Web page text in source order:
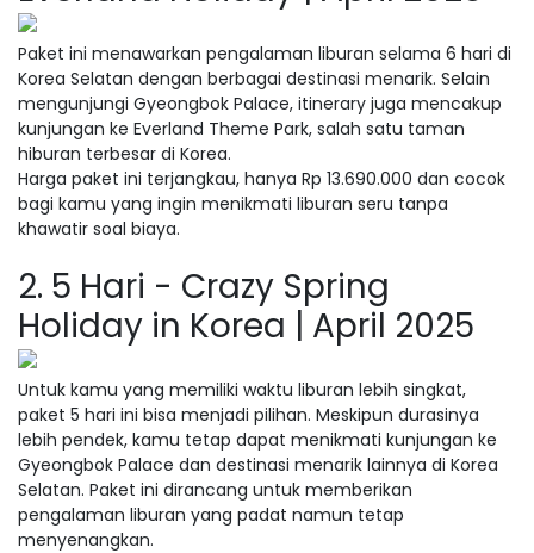
Paket ini menawarkan pengalaman liburan selama 6 hari di
Korea Selatan dengan berbagai destinasi menarik. Selain
mengunjungi Gyeongbok Palace, itinerary juga mencakup
kunjungan ke Everland Theme Park, salah satu taman
hiburan terbesar di Korea.
Harga paket ini terjangkau, hanya Rp 13.690.000 dan cocok
bagi kamu yang ingin menikmati liburan seru tanpa
khawatir soal biaya.
2. 5 Hari - Crazy Spring
Holiday in Korea | April 2025
Untuk kamu yang memiliki waktu liburan lebih singkat,
paket 5 hari ini bisa menjadi pilihan. Meskipun durasinya
lebih pendek, kamu tetap dapat menikmati kunjungan ke
Gyeongbok Palace dan destinasi menarik lainnya di Korea
Selatan. Paket ini dirancang untuk memberikan
pengalaman liburan yang padat namun tetap
menyenangkan.